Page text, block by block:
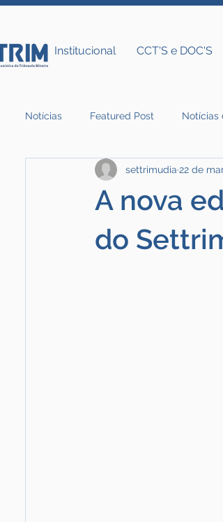
Institucional CCT'S e DOC'S
Notícias Featured Post Notícias
Notícias do Settrim
A nova
do
settrimudia 22 de